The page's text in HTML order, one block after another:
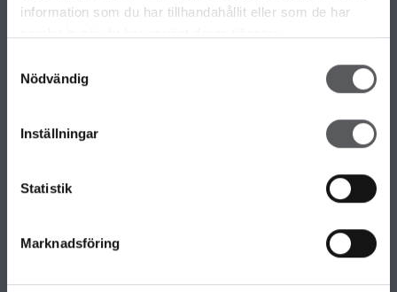
information som du har tillhandahållit eller som de har
Nödvändig
Inställningar
Statistik
Marknadsföring
KOMPLEMENTBOSTADSHUS
OM FISKARHEDENVILLAN
Jobba hos oss
Nyhetsbrev
KONTAKTA FISKARHEDENVILLAN
Huvudkontor